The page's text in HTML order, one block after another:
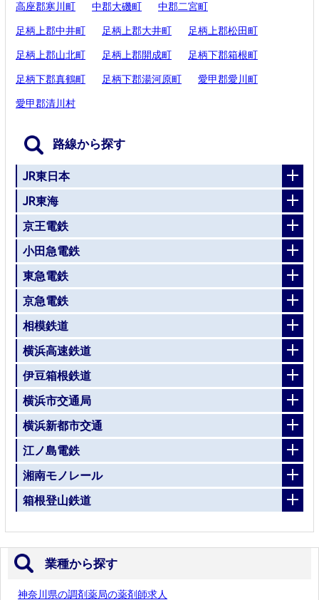
高座郡寒川町 中郡大磯町 中郡二宮町
足柄上郡中井町 足柄上郡大井町 足柄上郡松田町
足柄上郡山北町 足柄上郡開成町 足柄下郡箱根町
足柄下郡真鶴町 足柄下郡湯河原町 愛甲郡愛川町
愛甲郡清川村
路線から探す
JR東日本
JR東海
京王電鉄
小田急電鉄
東急電鉄
京急電鉄
相模鉄道
横浜高速鉄道
伊豆箱根鉄道
横浜市交通局
横浜新都市交通
江ノ島電鉄
湘南モノレール
箱根登山鉄道
業種から探す
神奈川県の調剤薬局の薬剤師求人